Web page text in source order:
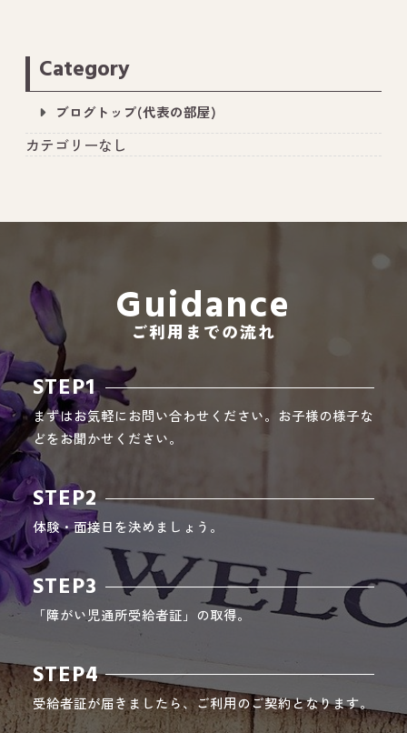
Category
ブログトップ(代表の部屋)
カテゴリーなし
Guidance
ご利用までの流れ
STEP1
まずはお気軽にお問い合わせください。お子様の様子な
どをお聞かせください。
STEP2
体験・面接日を決めましょう。
STEP3
「障がい児通所受給者証」の取得。
STEP4
受給者証が届きましたら、ご利用のご契約となります。